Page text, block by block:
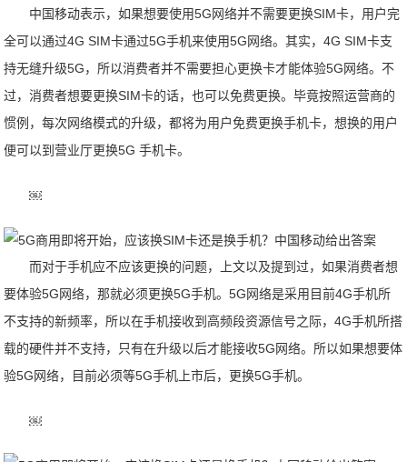
中国移动表示，如果想要使用5G网络并不需要更换SIM卡，用户完
全可以通过4G SIM卡通过5G手机来使用5G网络。其实，4G SIM卡支
持无缝升级5G，所以消费者并不需要担心更换卡才能体验5G网络。不
过，消费者想要更换SIM卡的话，也可以免费更换。毕竟按照运营商的
惯例，每次网络模式的升级，都将为用户免费更换手机卡，想换的用户
便可以到营业厅更换5G 手机卡。
￼
而对于手机应不应该更换的问题，上文以及提到过，如果消费者想
要体验5G网络，那就必须更换5G手机。5G网络是采用目前4G手机所
不支持的新频率，所以在手机接收到高频段资源信号之际，4G手机所搭
载的硬件并不支持，只有在升级以后才能接收5G网络。所以如果想要体
验5G网络，目前必须等5G手机上市后，更换5G手机。
￼